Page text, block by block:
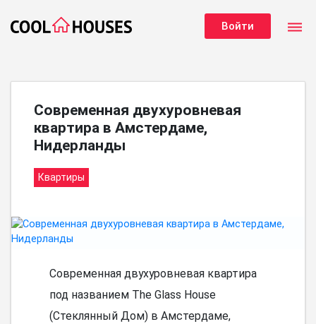
Войти dehaze
Современная двухуровневая
квартира в Амстердаме,
Нидерланды
Квартиры
Современная двухуровневая квартира
под названием The Glass House
(Стеклянный Дом) в Амстердаме,